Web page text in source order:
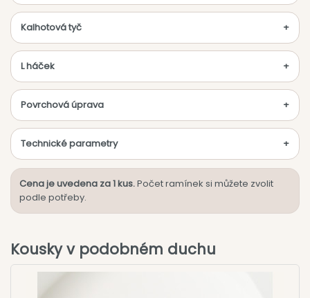
Kalhotová tyč
L háček
Povrchová úprava
Technické parametry
Cena je uvedena za 1 kus.Počet ramínek si můžete zvolit
podle potřeby.
Kousky v podobném duchu